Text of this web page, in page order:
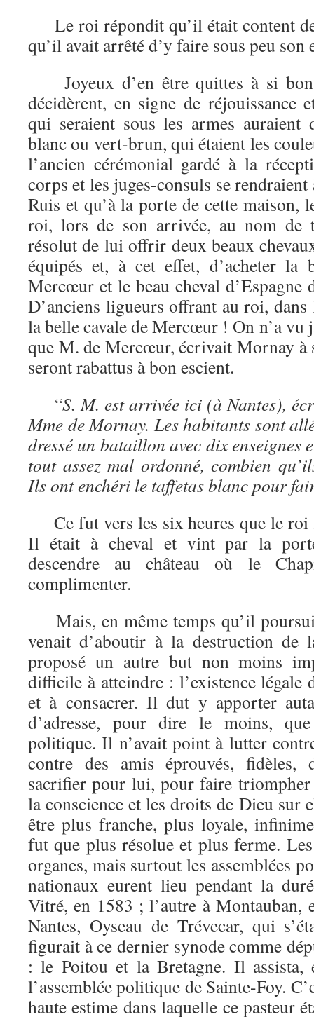
Le roi répondit qu’il était content
qu’il avait arrêté d’y faire sous peu son
Joyeux d’en être quittes à si bon
décidèrent, en signe de réjouissance
qui seraient sous les armes auraient
blanc ou vert-brun, qui étaient les
l’ancien cérémonial gardé à la
corps et les juges-consuls se
Ruis et qu’à la porte de cette maison,
roi, lors de son arrivée, au nom de
résolut de lui offrir deux beaux
équipés et, à cet effet, d’acheter la
Mercœur et le beau cheval d’Espagne
D’anciens ligueurs offrant au roi,
la belle cavale de Mercœur ! On n’a
que M. de Mercœur, écrivait Mornay à
seront rabattus à bon escient.
“S. M. est arrivée ici (à Nantes),
Mme de Mornay. Les habitants sont
dressé un bataillon avec dix enseignes
tout assez mal ordonné, combien
Ils ont enchéri le taffetas blanc pour
Ce fut vers les six heures que le roi
Il était à cheval et vint par la
descendre au château où le
complimenter.
Mais, en même temps qu’il
venait d’aboutir à la destruction de
proposé un autre but non moins
difficile à atteindre : l’existence légale
et à consacrer. Il dut y apporter
d’adresse, pour dire le moins,
politique. Il n’avait point à lutter
contre des amis éprouvés, fidèles,
sacrifier pour lui, pour faire triompher
la conscience et les droits de Dieu sur
être plus franche, plus loyale,
fut que plus résolue et plus ferme.
organes, mais surtout les assemblées
nationaux eurent lieu pendant la
Vitré, en 1583 ; l’autre à Montauban,
Nantes, Oyseau de Trévecar, qui
figurait à ce dernier synode comme
: le Poitou et la Bretagne. Il assista,
l’assemblée politique de Sainte-Foy.
haute estime dans laquelle ce pasteur